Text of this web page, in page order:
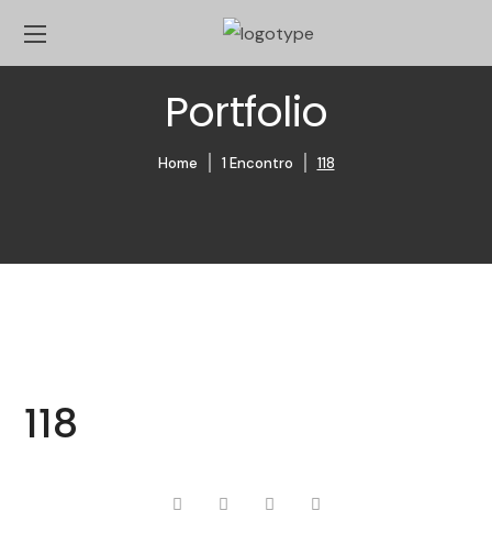
Portfolio
Home 1 Encontro 118
118